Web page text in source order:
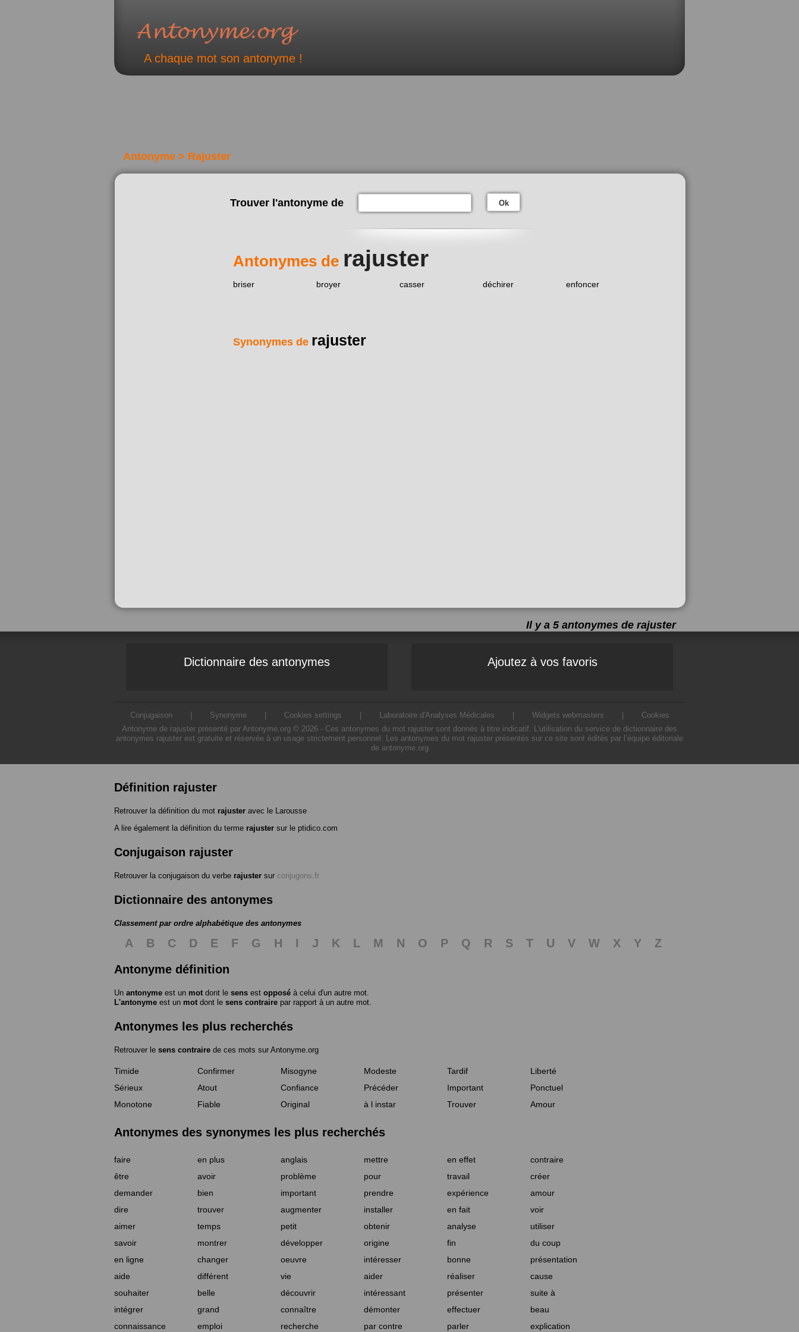
A chaque mot son antonyme !
Antonyme > Rajuster
Trouver l'antonyme de Ok
Antonymes de rajuster
briser broyer casser déchirer enfoncer
Synonymes de rajuster
Il y a 5 antonymes de rajuster
Dictionnaire des antonymes Ajoutez à vos favoris
Conjugaison Synonyme Cookies settings Laboratoire d'Analyses Médicales Widgets webmasters
Cookies
Antonyme de rajuster présenté par Antonyme.org © 2026 - Ces antonymes du mot rajuster sont donnés à titre indicatif. L'utilisation du service de dictionnaire des
antonymes rajuster est gratuite et réservée à un usage strictement personnel. Les antonymes du mot rajuster présentés sur ce site sont édités par l’équipe éditoriale
de antonyme.org
Définition rajuster
Retrouver la définition du mot rajuster avec le Larousse
A lire également la définition du terme rajuster sur le ptidico.com
Conjugaison rajuster
Retrouver la conjugaison du verbe rajuster sur conjugons.fr
Dictionnaire des antonymes
Classement par ordre alphabétique des antonymes
A B C D E F G H I J K L M N O P Q R S T U V W X Y
Z
Antonyme définition
Un antonyme est un mot dont le sens est opposé à celui d'un autre mot.
L'antonyme est un mot dont le sens contraire par rapport à un autre mot.
Antonymes les plus recherchés
Retrouver le sens contraire de ces mots sur Antonyme.org
Timide Confirmer Misogyne Modeste Tardif
Liberté
Sérieux
Atout Confiance Précéder Important
Ponctuel
Monotone
Fiable Original à l instar Trouver Amour
Antonymes des synonymes les plus recherchés
faire en plus anglais mettre en effet
contraire
être
avoir problème pour travail
créer
demander
bien important prendre expérience
amour
dire
trouver augmenter installer en fait
voir
aimer
temps petit obtenir analyse
utiliser
savoir
montrer développer origine fin
du coup
en ligne
changer oeuvre intéresser bonne
présentation
aide
différent vie aider réaliser
cause
souhaiter
belle découvrir intéressant présenter
suite à
intégrer
grand connaître démonter effectuer
beau
connaissance
emploi recherche par contre parler explication